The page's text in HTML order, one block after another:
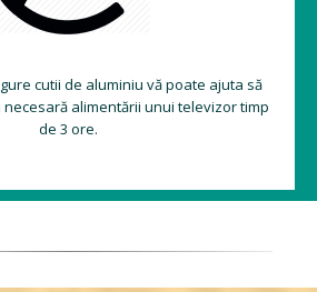
cutii de aluminiu vă poate ajuta să
alimentării unui televizor timp
de 3 ore.